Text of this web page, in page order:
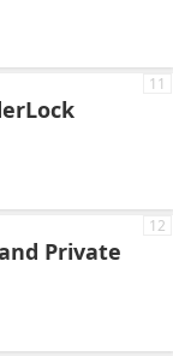
11
Private
12